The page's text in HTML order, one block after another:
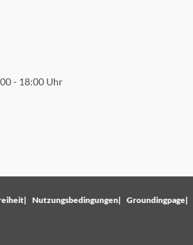
- 18:00 Uhr
Nutzungsbedingungen Groundingpage